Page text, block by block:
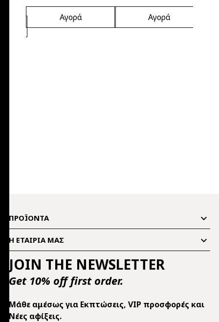
Αγορά Αγορά
ΠΡΟΪΌΝΤΑ 
Η ΕΤΑΙΡΊΑ ΜΑΣ 
JOIN THE NEWSLETTER
Get 10% off first order.
Mάθε αμέσως για Εκπτώσεις, VIP προσφορές και
Νέες αφίξεις.